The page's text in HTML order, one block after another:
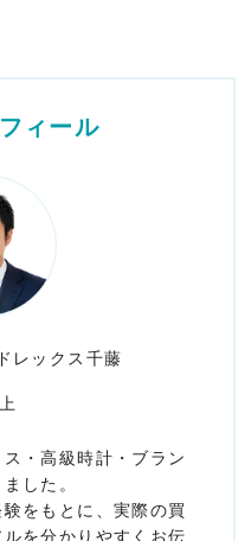
ィール
レックス千藤
・高級時計・ブラン
した。
をもとに、実際の買
を分かりやすくお伝